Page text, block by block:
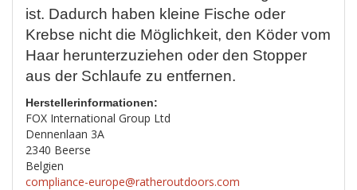
ist. Dadurch haben kleine Fische oder
Krebse nicht die Möglichkeit, den Köder vom
Haar herunterzuziehen oder den Stopper
aus der Schlaufe zu entfernen.
Herstellerinformationen:
FOX International Group Ltd
Dennenlaan 3A
2340 Beerse
Belgien
compliance-europe@ratheroutdoors.com